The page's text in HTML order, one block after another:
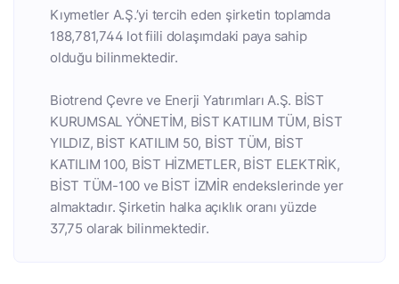
Kıymetler A.Ş.’yi tercih eden şirketin toplamda
188,781,744 lot fiili dolaşımdaki paya sahip
olduğu bilinmektedir.
Biotrend Çevre ve Enerji Yatırımları A.Ş. BİST
KURUMSAL YÖNETİM, BİST KATILIM TÜM, BİST
YILDIZ, BİST KATILIM 50, BİST TÜM, BİST
KATILIM 100, BİST HİZMETLER, BİST ELEKTRİK,
BİST TÜM-100 ve BİST İZMİR endekslerinde yer
almaktadır. Şirketin halka açıklık oranı yüzde
37,75 olarak bilinmektedir.